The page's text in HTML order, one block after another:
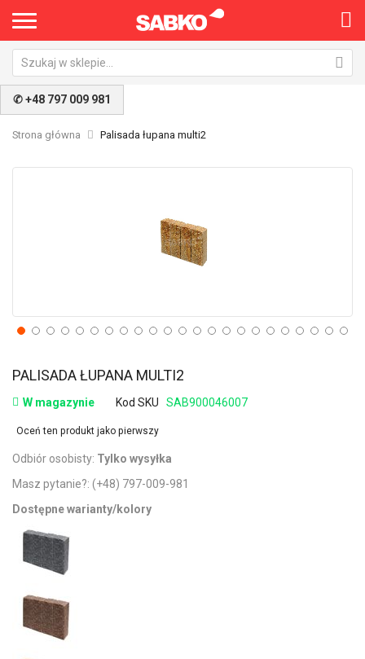
✆ +48 797 009 981
Strona główna Palisada łupana multi2
PALISADA ŁUPANA MULTI2
W magazynie Kod SKU SAB900046007
Oceń ten produkt jako pierwszy
Odbiór osobisty: Tylko wysyłka
Masz pytanie?: (+48) 797-009-981
Dostępne warianty/kolory